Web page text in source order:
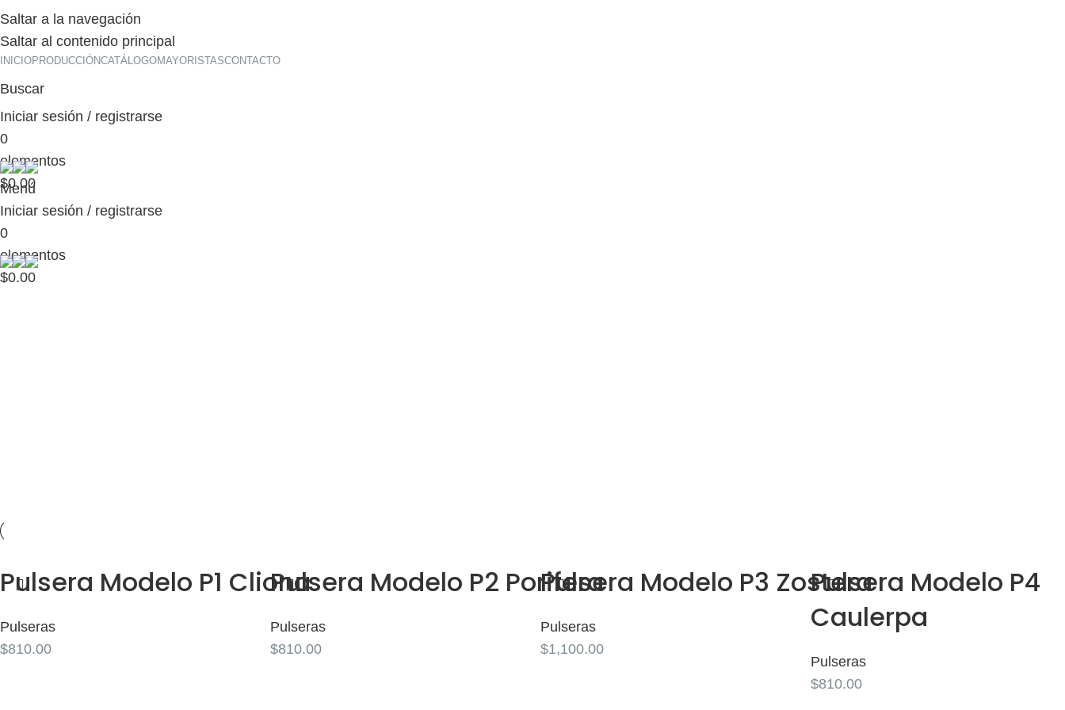
Saltar a la navegación
Saltar al contenido principal
INICIOPRODUCCIÓNCATÁLOGOMAYORISTASCONTACTO
Buscar
Iniciar sesión / registrarse
0
elementos
$0.00
Menú
Iniciar sesión / registrarse
0
elementos
$0.00
Pulsera Modelo P1 Cliona
Pulseras
$810.00
Pulsera Modelo P2 Porifera
Pulseras
$810.00
Pulsera Modelo P3 Zostera
Pulseras
$1,100.00
Pulsera Modelo P4
Caulerpa
Pulseras
$810.00